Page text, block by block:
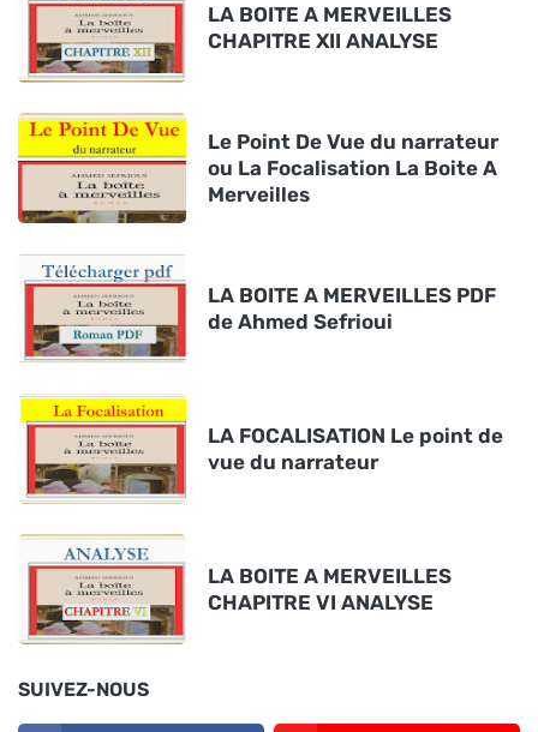
LA BOITE A MERVEILLES
CHAPITRE XII ANALYSE
Le Point De Vue du narrateur
ou La Focalisation La Boite A
Merveilles
LA BOITE A MERVEILLES PDF
de Ahmed Sefrioui
LA FOCALISATION Le point de
vue du narrateur
LA BOITE A MERVEILLES
CHAPITRE VI ANALYSE
SUIVEZ-NOUS